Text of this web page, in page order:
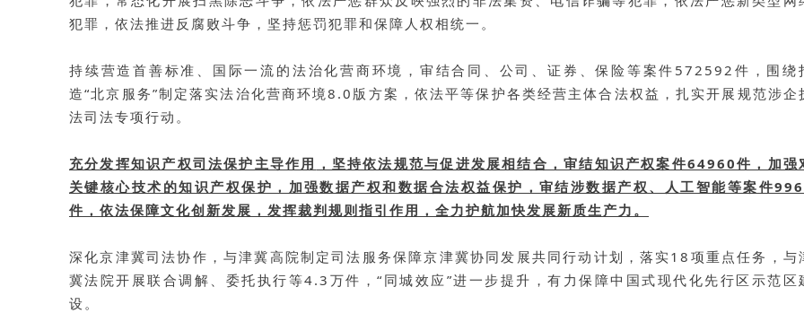
犯罪，依法推进反腐败斗争，坚持惩罚犯罪和保障人权相统一。
持续营造首善标准、国际一流的法治化营商环境 ，审结合同、公司、证券、保险等案件572592件，围绕
造“北京服务”制定落实法治化营商环境8.0版方案，依法平等保护各类经营主体合法权益，扎实开展规范涉企
法司法专项行动。
充分发挥知识产权司法保护主导作用 ，坚持依法规范与促进发展相结合，审结知识产权案件64960件，加强
关键核心技术的知识产权保护，加强数据产权和数据合法权益保护，审结涉数据产权、人工智能等案件
件，依法保障文化创新发展，发挥裁判规则指引作用，全力护航加快发展新质生产力。
深化京津冀司法协作 ，与津冀高院制定司法服务保障京津冀协同发展共同行动计划，落实18项重点任务，与
冀法院开展联合调解、委托执行等4.3万件，“同城效应”进一步提升，有力保障中国式现代化先行区示范区
设。